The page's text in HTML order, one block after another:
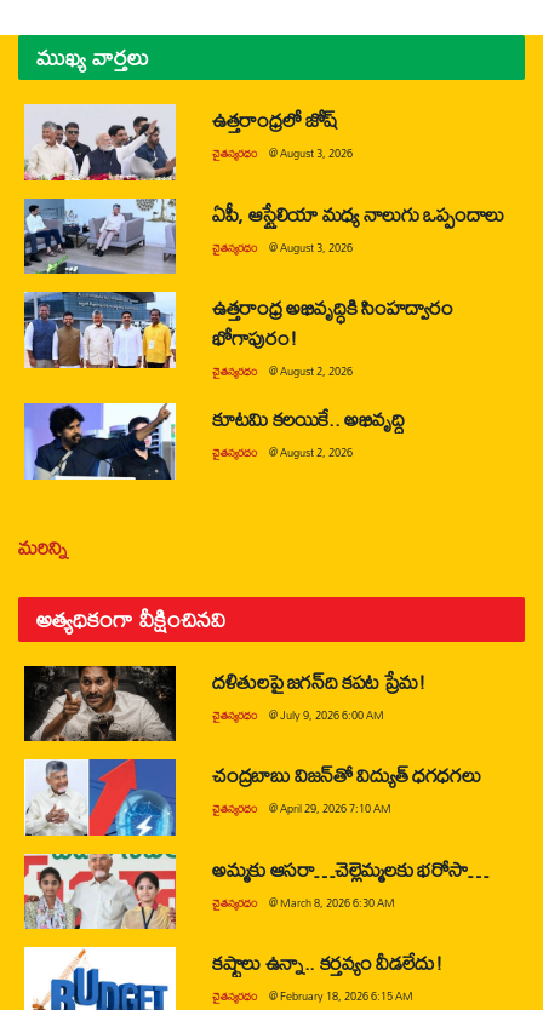
ముఖ్య వార్తలు
ఉత్తరాంధ్రలో జోష్
చైతన్యరధం @August 3, 2026
ఏపీ, ఆస్ట్రేలియా మధ్య నాలుగు ఒప్పందాలు
చైతన్యరధం @August 3, 2026
ఉత్తరాంధ్ర అభివృద్ధికి సింహద్వారం
భోగాపురం!
చైతన్యరధం @August 2, 2026
కూటమి కలయికే.. అభివృద్ధి
చైతన్యరధం @August 2, 2026
మరిన్ని
అత్యధికంగా వీక్షించినవి
దళితులపై జగన్‌ది కపట ప్రేమ!
చైతన్యరధం @July 9, 2026 6:00 AM
చంద్రబాబు విజన్‌తో విద్యుత్ ధగధగలు
చైతన్యరధం @April 29, 2026 7:10 AM
అమ్మకు ఆసరా…చెల్లెమ్మలకు భరోసా…
చైతన్యరధం @March 8, 2026 6:30 AM
కష్టాలు ఉన్నా.. కర్తవ్యం వీడలేదు!
చైతన్యరధం @February 18, 2026 6:15 AM